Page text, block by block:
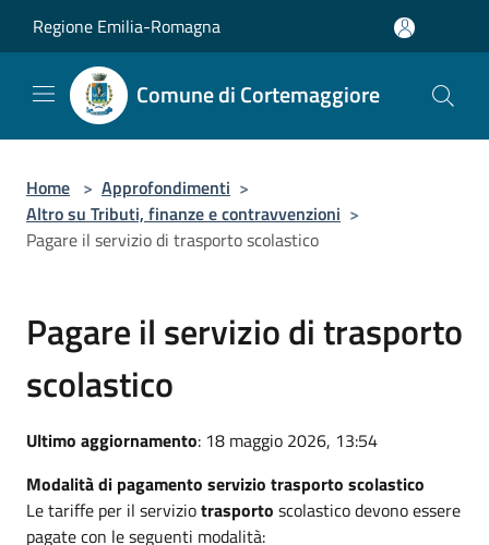
Regione Emilia-Romagna
Comune di Cortemaggiore
Home > Approfondimenti >
Altro su Tributi, finanze e contravvenzioni >
Pagare il servizio di trasporto scolastico
Pagare il servizio di trasporto
scolastico
Ultimo aggiornamento: 18 maggio 2026, 13:54
Modalità di pagamento servizio trasporto scolastico
Le tariffe per il serviziotrasporto scolastico devono essere
pagate con le seguenti modalità: